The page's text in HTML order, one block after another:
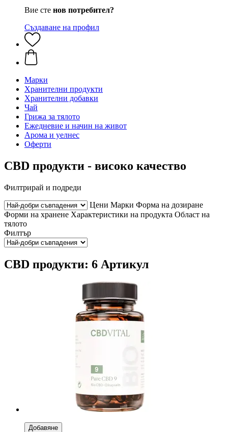
Вие сте нов потребител?
Създаване на профил
Марки
Хранителни продукти
Хранителни добавки
Чай
Грижа за тялото
Ежедневие и начин на живот
Арома и уелнес
Оферти
CBD продукти - високо качество
Филтрирай и подреди
Цени Марки Форма на дозиране
Форми на хранене Характеристики на продукта Област на
тялото
Филтър
CBD продукти: 6 Артикул
Добавяне